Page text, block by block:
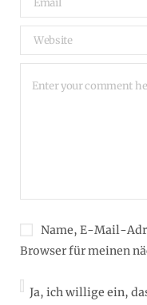
Name, E-Mail-
Browser für meinen
Ja, ich willige ein,